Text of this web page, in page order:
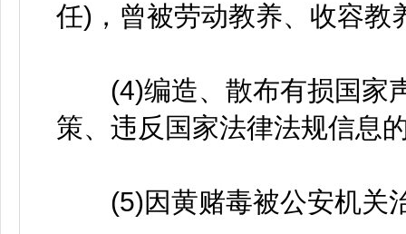
任)，曾被劳动教养、收容教
(4)编造、散布有损国家
策、违反国家法律法规信息
(5)因黄赌毒被公安机关